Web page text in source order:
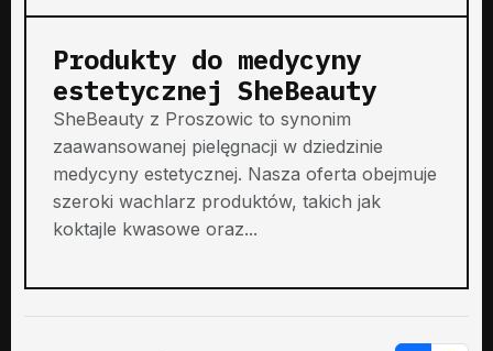
Produkty do medycyny
estetycznej SheBeauty
SheBeauty z Proszowic to synonim
zaawansowanej pielęgnacji w dziedzinie
medycyny estetycznej. Nasza oferta obejmuje
szeroki wachlarz produktów, takich jak
koktajle kwasowe oraz...